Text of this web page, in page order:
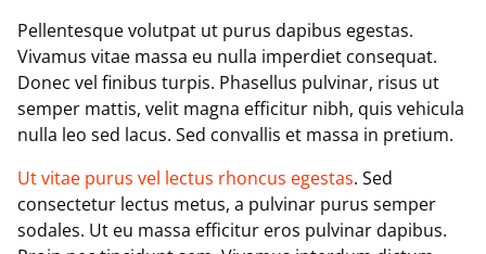
Pellentesque volutpat ut purus dapibus egestas.
Vivamus vitae massa eu nulla imperdiet consequat.
Donec vel finibus turpis. Phasellus pulvinar, risus ut
semper mattis, velit magna efficitur nibh, quis vehicula
nulla leo sed lacus. Sed convallis et massa in pretium.
Ut vitae purus vel lectus rhoncus egestas. Sed
consectetur lectus metus, a pulvinar purus semper
sodales. Ut eu massa efficitur eros pulvinar dapibus.